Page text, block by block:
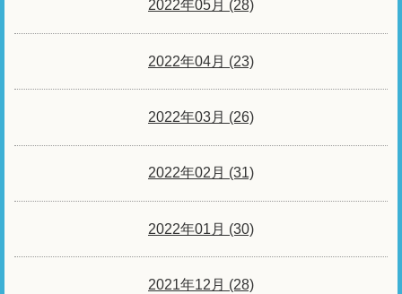
2022年05月 (28)
2022年04月 (23)
2022年03月 (26)
2022年02月 (31)
2022年01月 (30)
2021年12月 (28)